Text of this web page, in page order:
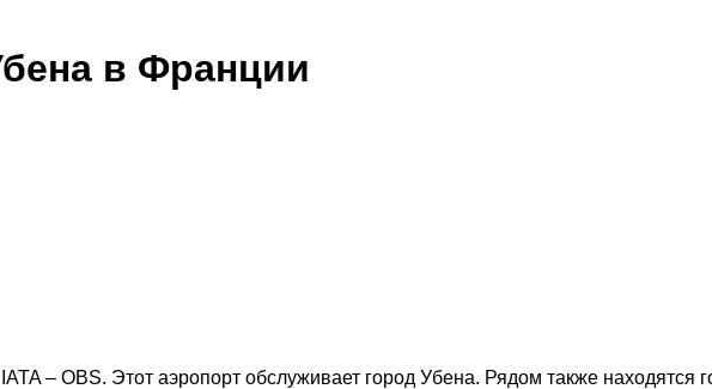
в Франции
– OBS. Этот аэропорт обслуживает город Убена. Рядом также